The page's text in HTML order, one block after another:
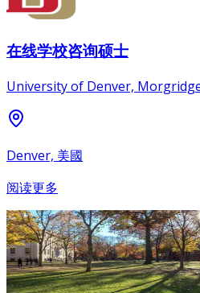
在线学校咨询硕士
University of Denver,
Denver, 美國
阅读更多